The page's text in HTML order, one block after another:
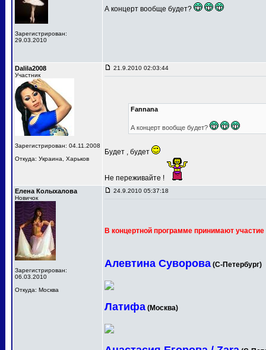
Зарегистрирован:
29.03.2010
А концерт вообще будет?
Dalila2008
Участник
Зарегистрирован: 04.11.2008
Откуда: Украина, Харьков
21.9.2010 02:03:44
Fannana
А концерт вообще будет?
Будет , будет
Не переживайте !
Елена Колыхалова
Новичок
Зарегистрирован:
06.03.2010
Откуда: Москва
24.9.2010 05:37:18
В концертной программе принимают участие
Алевтина Суворова (С-Петербург)
Латифа (Москва)